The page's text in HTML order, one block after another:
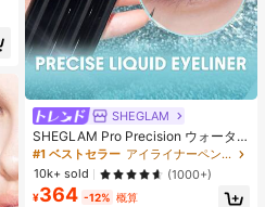
SHEGLAM
SHEGLAM Pro Precision ウォータ
ープルーフリキッドアイライナー-Bl
ack 女性と女の子のためのブランド
ビューティーコスメメイクアップ
#1 ベストセラー
アイライナーペンシル アイライナー
10k+ sold
(1000+)
¥364 -12% 概算